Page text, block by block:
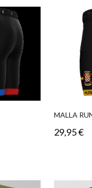
MALLA
29,95€